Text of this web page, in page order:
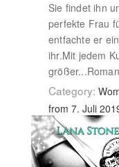
Sie findet ihn
perfekte Frau
entfachte er
ihr.Mit jedem
Category:
from 7. Juli